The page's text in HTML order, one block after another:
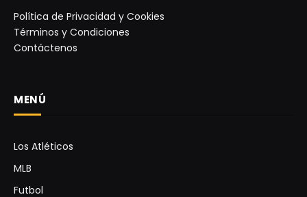
Política de Privacidad y Cookies
Términos y Condiciones
Contáctenos
MENÚ
Los Atléticos
MLB
Futbol